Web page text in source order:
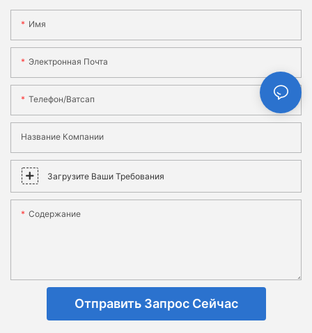
Имя
Электронная Почта
Телефон/ватсап
Название Компании
Загрузите Ваши Требования
Содержание
Отправить Запрос Сейчас